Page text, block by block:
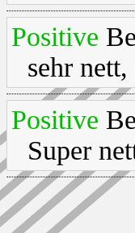
Positive
sehr
Positive
Super